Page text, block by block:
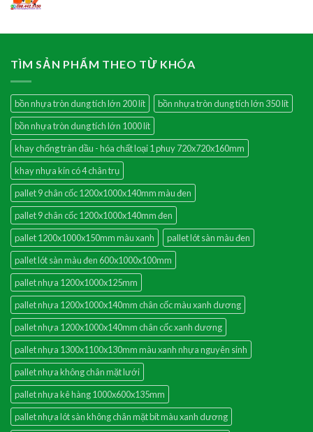
TÌM SẢN PHẨM THEO TỪ KHÓA
bồn nhựa tròn dung tích lớn 200 lít
bồn nhựa tròn dung tích lớn 350 lít
bồn nhựa tròn dung tích lớn 1000 lít
khay chống tràn dầu - hóa chất loại 1 phuy 720x720x160mm
khay nhựa kín có 4 chân trụ
pallet 9 chân cốc 1200x1000x140mm màu đen
pallet 9 chân cốc 1200x1000x140mm đen
pallet 1200x1000x150mm màu xanh
pallet lót sàn màu đen
pallet lót sàn màu đen 600x1000x100mm
pallet nhựa 1200x1000x125mm
pallet nhựa 1200x1000x140mm chân cốc màu xanh dương
pallet nhựa 1200x1000x140mm chân cốc xanh dương
pallet nhựa 1300x1100x130mm màu xanh nhựa nguyên sinh
pallet nhựa không chân mặt lưới
pallet nhựa kê hàng 1000x600x135mm
pallet nhựa lót sàn không chân mặt bít màu xanh dương